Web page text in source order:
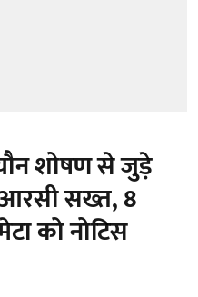
शोषण से जुड़े
सख्त, 8
को नोटिस